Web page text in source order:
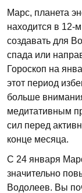
Марс, планета
находится в 12-
создавать для
спада или
Гороскоп на
этот период
больше
медитативным
сил перед
конце месяца.
С 24 января
значительно
Водолеев. Вы